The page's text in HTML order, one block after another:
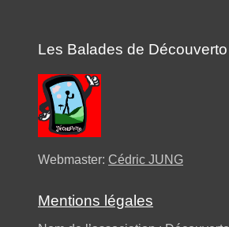
Les Balades de Découverto
Webmaster: Cédric JUNG
Mentions légales